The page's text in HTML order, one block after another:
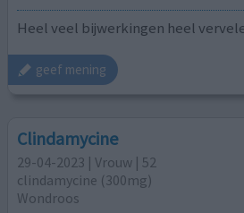
Heel veel bijwerkingen heel
geef mening
Clindamycine
29-04-2023 | Vrouw | 52
clindamycine (300mg)
Wondroos